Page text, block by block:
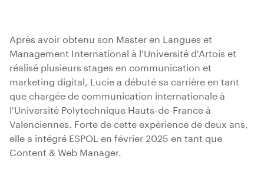
Après avoir obtenu son Master en Langues et
Management International à l'Université d'Artois et
réalisé plusieurs stages en communication et
marketing digital, Lucie a débuté sa carrière en tant
que chargée de communication internationale à
l'Université Polytechnique Hauts-de-France à
Valenciennes. Forte de cette expérience de deux ans,
elle a intégré ESPOL en février 2025 en tant que
Content & Web Manager.